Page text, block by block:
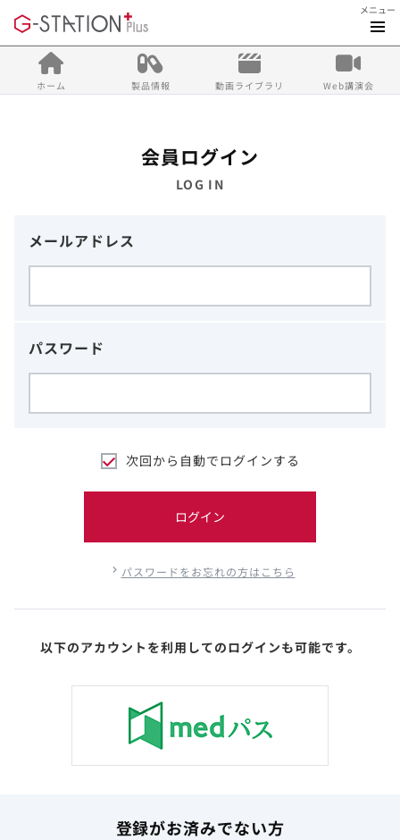
メニュー
ホーム 製品情報 動画ライブラリ Web講演会
会員ログイン
LOG IN
メールアドレス
パスワード
次回から自動でログインする
ログイン
パスワードをお忘れの方はこちら
以下のアカウントを利用してのログインも可能です。
登録がお済みでない方